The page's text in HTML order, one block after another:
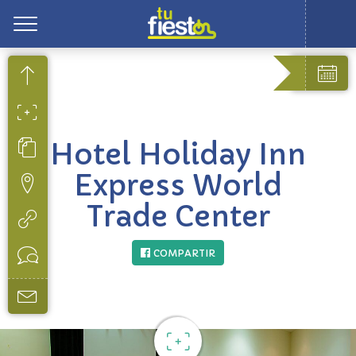
Hotel Holiday Inn
Express World
Trade Center
COMPARTIR